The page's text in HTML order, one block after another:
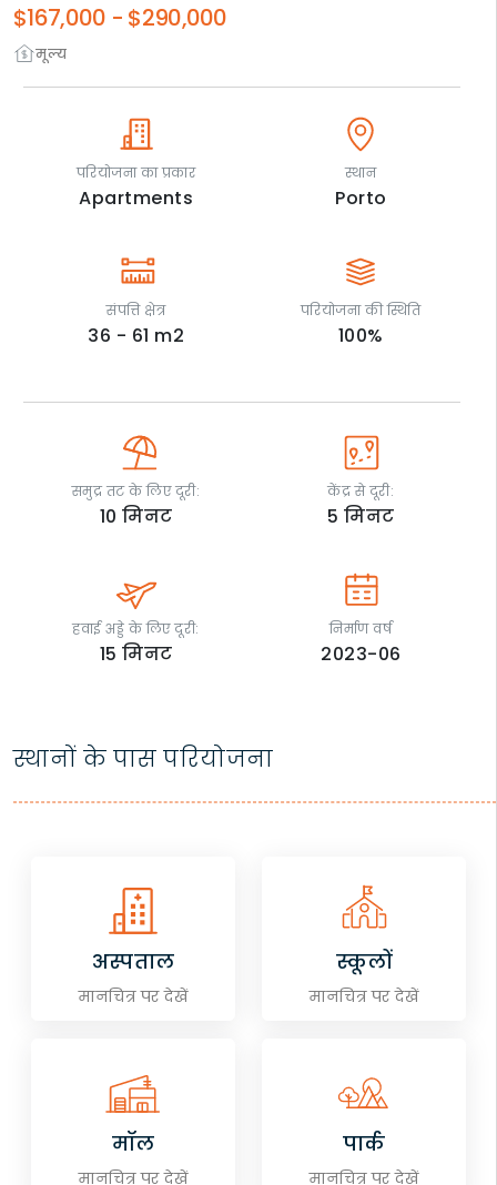
मूल्य
$167,000 - $290,000
परियोजना का प्रकार
Apartments
स्थान
Porto
संपत्ति क्षेत्र
36 - 61 m2
परियोजना की स्थिति
100%
समुद्र तट के लिए दूरी:
10मिनट
केंद्र से दूरी:
5मिनट
हवाई अड्डे के लिए दूरी:
15मिनट
निर्माण वर्ष
2023-06
स्थानों के पास परियोजना
अस्पताल
मानचित्र पर देखें
स्कूलों
मानचित्र पर देखें
मॉल
मानचित्र पर देखें
पार्क
मानचित्र पर देखें